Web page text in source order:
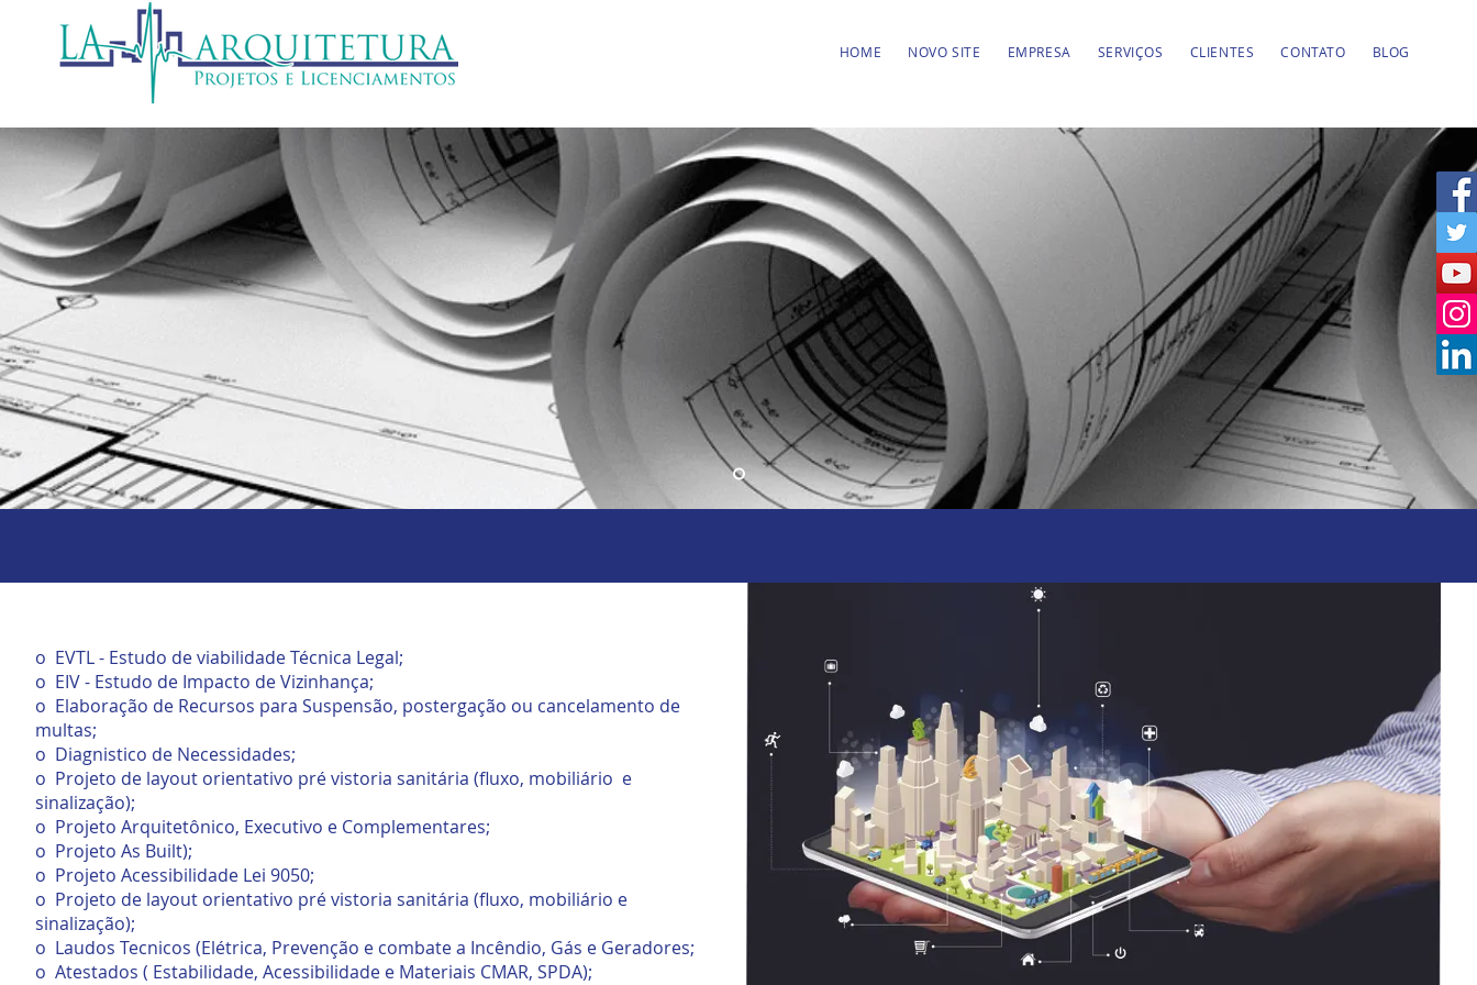
HOME NOVO SITE EMPRESA SERVIÇOS CLIENTES CONTATO BLOG
o EVTL - Estudo de viabilidade Técnica Legal;
o EIV - Estudo de Impacto de Vizinhança;
o Elaboração de Recursos para Suspensão, postergação ou cancelamento de
multas;
o Diagnistico de Necessidades;
o Projeto de layout orientativo pré vistoria sanitária (fluxo, mobiliário e
sinalização);
o Projeto Arquitetônico, Executivo e Complementares;
o Projeto As Built);
o Projeto Acessibilidade Lei 9050;
o Projeto de layout orientativo pré vistoria sanitária (fluxo, mobiliário e
sinalização);
o Laudos Tecnicos (Elétrica, Prevenção e combate a Incêndio, Gás e Geradores;
o Atestados ( Estabilidade, Acessibilidade e Materiais CMAR, SPDA);